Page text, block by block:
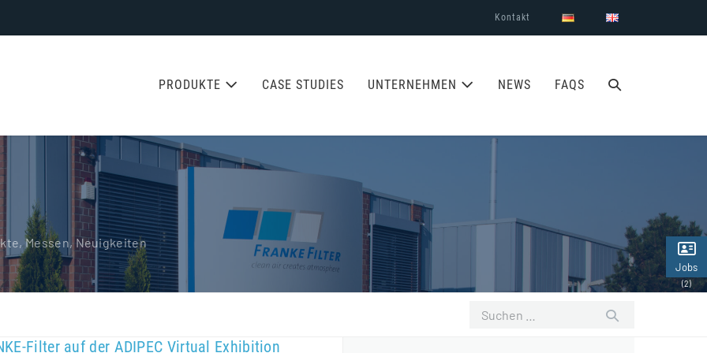
Kontakt
PRODUKTE CASE STUDIES UNTERNEHMEN NEWS FAQS
SUCHE-
Messen, Neuigkeiten
Suchen
Filter auf der ADIPEC Virtual Exhibition
Jobs
(2)